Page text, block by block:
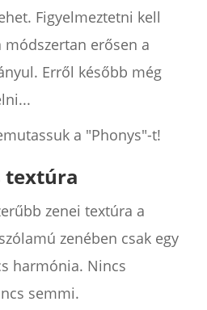
Figyelmeztetni kell
módszertan erősen a
Erről később még
a "Phonys"-t!
textúra
zenei textúra a
zenében csak egy
harmónia. Nincs
semmi.